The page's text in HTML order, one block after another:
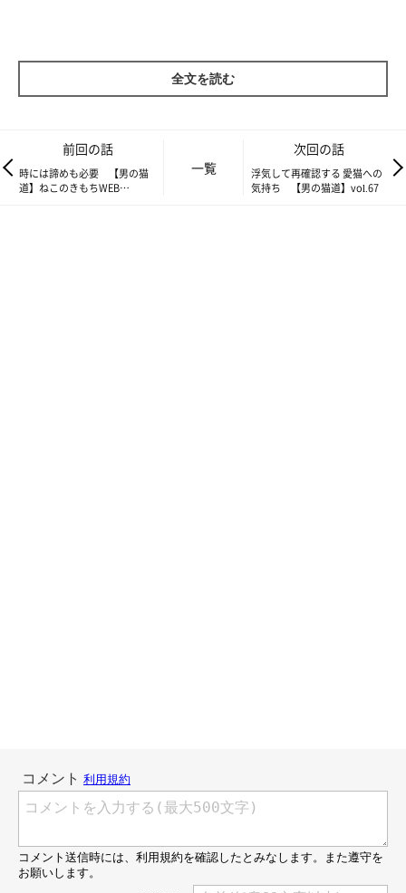
全文を読む
前回の話
時には諦めも必要 【男の猫
道】ねこのきもちWEB
一覧
次回の話
浮気して再確認する 愛猫への
気持ち 【男の猫道】vol.67